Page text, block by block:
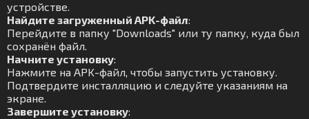
устройстве.
Найдите загруженный APK-файл:
Перейдите в папку "Downloads" или ту папку, куда был
сохранён файл.
Начните установку:
Нажмите на APK-файл, чтобы запустить установку.
Подтвердите инсталляцию и следуйте указаниям на
экране.
Завершите установку: